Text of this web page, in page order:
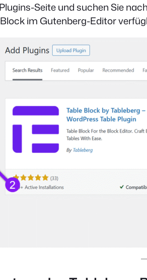
Seite und suchen Sie
im Gutenberg-Editor